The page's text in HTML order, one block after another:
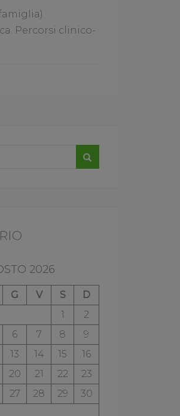
Percorsi clinico-
2026
G V S
D
1
2
6 7 8
9
13 14 15
16
20 21 22
23
27 28 29
30